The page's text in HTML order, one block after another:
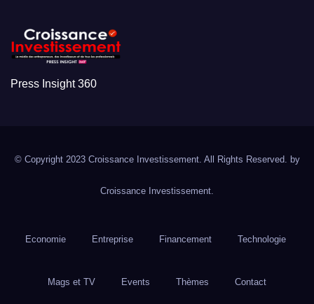
Press Insight 360
© Copyright 2023 Croissance Investissement. All Rights Reserved. by
Croissance Investissement.
Economie Entreprise Financement Technologie
Mags et TV Events Thèmes Contact